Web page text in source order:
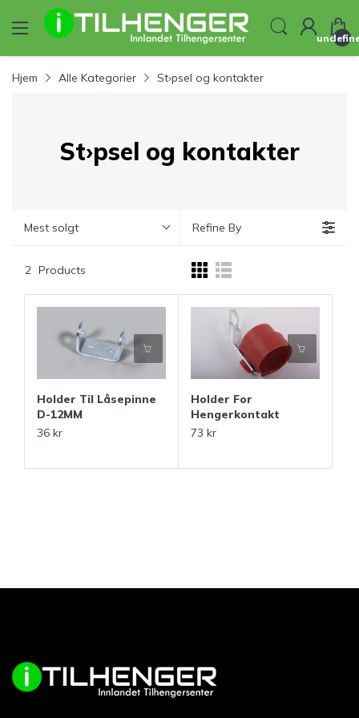
Hjem Alle Kategorier St›psel og kontakter
St›psel og kontakter
Mest solgt Refine By
2 Products
Holder Til Låsepinne
D-12MM
36 kr
Holder For
Hengerkontakt
73 kr